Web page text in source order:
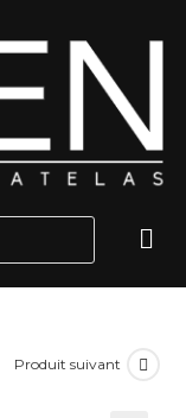
Produit suivant